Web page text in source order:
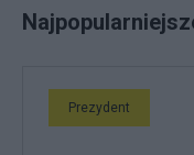
Prezydent